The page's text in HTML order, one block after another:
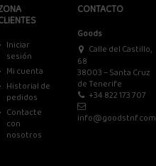
Iniciar
sesión
Mi cuenta
Historial de
pedidos
Contacte
con
nosotros
CONTACTO
Goods
Calle del Castillo,
68
38003 – Santa Cruz
de Tenerife
+34 822 173 707
info@goodstnf.com